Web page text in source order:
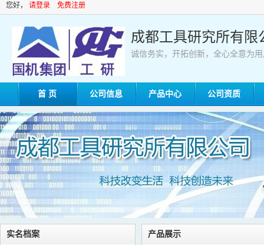
您好， 请登录 免费注册
成都工具研究所有限
诚信务实，开拓创新，全心全意为
首 页 公司信息 产品中心 公司资质
实名档案 产品展示